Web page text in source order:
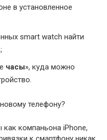
в установленное
smart watch найти
часы», куда можно
телефону?
как компаньона iPhone,